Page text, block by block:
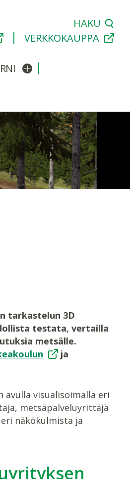
HAKU
VERKKOKAUPPA
Avaa/sulje alavalikko
tarkastelun 3D
testata, vertailla
metsälle.
ja
avulla visualisoimalla eri
metsäpalveluyrittäjä
näkökulmista ja